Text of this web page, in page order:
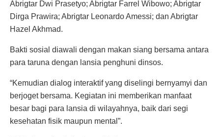
Abrigtar Dwi Prasetyo; Abrigtar Farrel Wibowo; Abrigtar
Dirga Prawira; Abrigtar Leonardo Amessi; dan Abrigtar
Hazel Akhmad.
Bakti sosial diawali dengan makan siang bersama antara
para taruna dengan lansia penghuni dinsos.
“Kemudian dialog interaktif yang diselingi bernyamyi dan
berjoget bersama. Kegiatan ini memberikan manfaat
besar bagi para lansia di wilayahnya, baik dari segi
kesehatan fisik maupun mental”.